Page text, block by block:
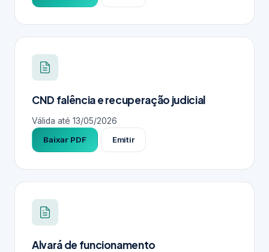
CND falência e recuperação judicial
Válida até 13/05/2026
Baixar PDF
Emitir
Alvará de funcionamento